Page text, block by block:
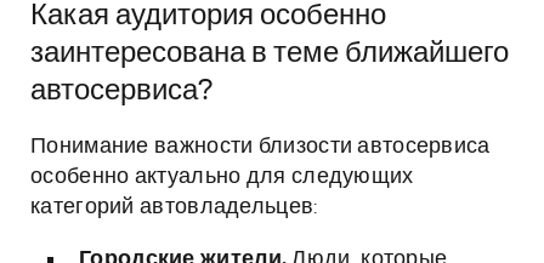
Какая аудитория особенно
заинтересована в теме ближайшего
автосервиса?
Понимание важности близости автосервиса
особенно актуально для следующих
категорий автовладельцев: